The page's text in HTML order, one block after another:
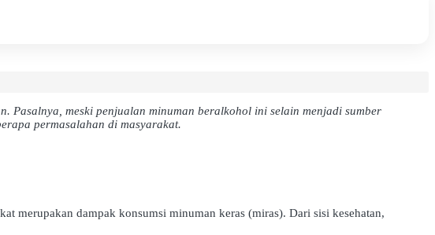
Pasalnya, meski penjualan minuman beralkohol ini selain menjadi sumber
permasalahan di masyarakat.
merupakan dampak konsumsi minuman keras (miras). Dari sisi kesehatan,